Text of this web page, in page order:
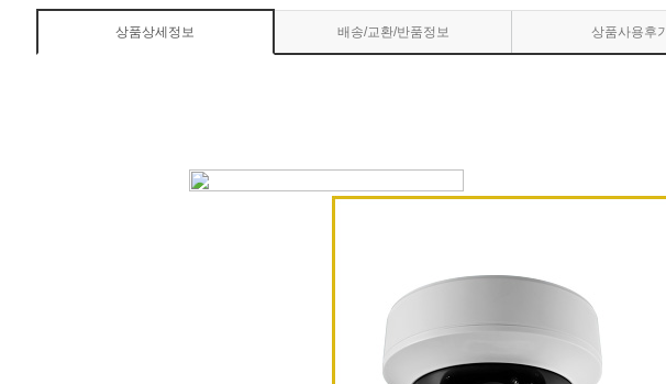
상품상세정보 배송/교환/반품정보 상품사용후기